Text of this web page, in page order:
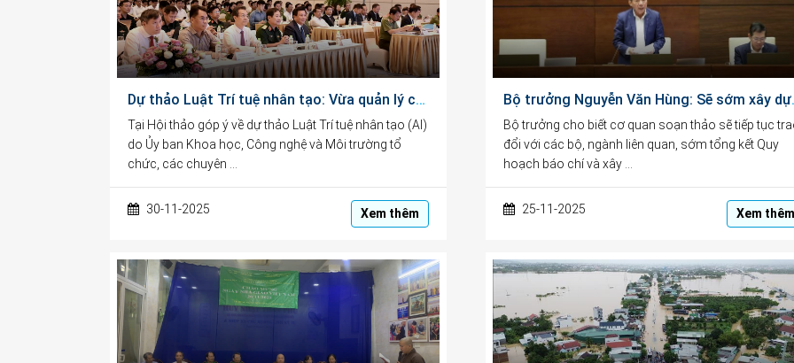
Dự thảo Luật Trí tuệ nhân tạo: Vừa quản lý chặt chẽ, vừa khuyến khích thúc đẩy phát triển đổi mới sáng tạo
Tại Hội thảo góp ý về dự thảo Luật Trí tuệ nhân tạo (AI)
do Ủy ban Khoa học, Công nghệ và Môi trường tổ
chức, các chuyên …
30-11-2025 Xem thêm
Bộ trưởng
Bộ trưởng cho biết cơ quan soạn thảo sẽ tiếp tục
đổi với các bộ, ngành liên quan, sớm tổng kết Quy
hoạch báo chí và xây …
25-11-2025 Xem thêm